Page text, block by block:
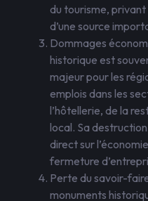
du tourisme, privant
d’une source
Dommages
historique est
majeur pour les
emplois dans les
l’hôtellerie, de la
local. Sa
direct sur
fermeture
Perte du savoir-
monuments